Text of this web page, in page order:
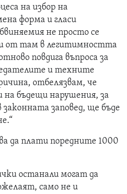
на избор на
форма и гласи
не просто се
от там в легитимността
повдига въпроса за
и техните
отбелязвам, че
на бъдещи нарушения, за
заповед, ще бъде
да плати поредните 1000
останали могат да
само не и